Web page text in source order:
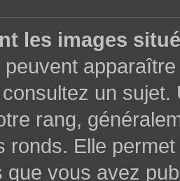
les images
un sujet.
rang,
ronds. Elle
que vous avez